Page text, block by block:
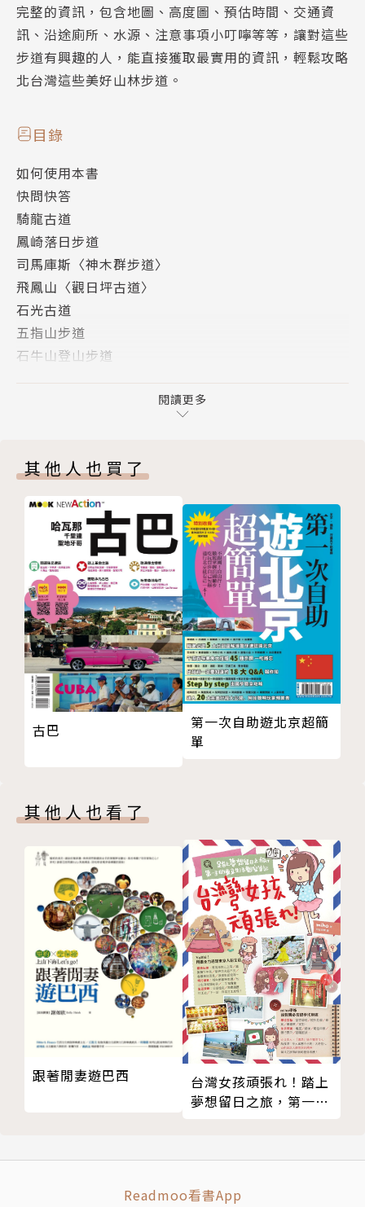
完整的資訊，包含地圖、高度圖、預估時間、交通資
訊、沿途廁所、水源、注意事項小叮嚀等等，讓對這些
步道有興趣的人，能直接獲取最實用的資訊，輕鬆攻略
北台灣這些美好山林步道。
目錄
如何使用本書
快問快答
騎龍古道
鳳崎落日步道
司馬庫斯〈神木群步道〉
飛鳳山〈觀日坪古道〉
石光古道
五指山步道
石牛山登山步道
福山植物園
太平山〈翠峰湖環山步道〉
太平山〈台灣山毛櫸步道〉
太平山〈見晴懷古步道〉
林美石磐步道
閱讀更多
其他人也買了
古巴
第一次自助遊北京超簡
單
其他人也看了
跟著閒妻遊巴西
台灣女孩頑張れ！踏上
夢想留日之旅，第一手
Readmoo看書App